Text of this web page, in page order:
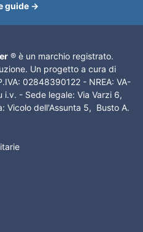
guide →
® è un marchio registrato.
Un progetto a cura di
02848390122 - NREA: VA-
- Sede legale: Via Varzi 6,
Vicolo dell'Assunta 5, Busto A.